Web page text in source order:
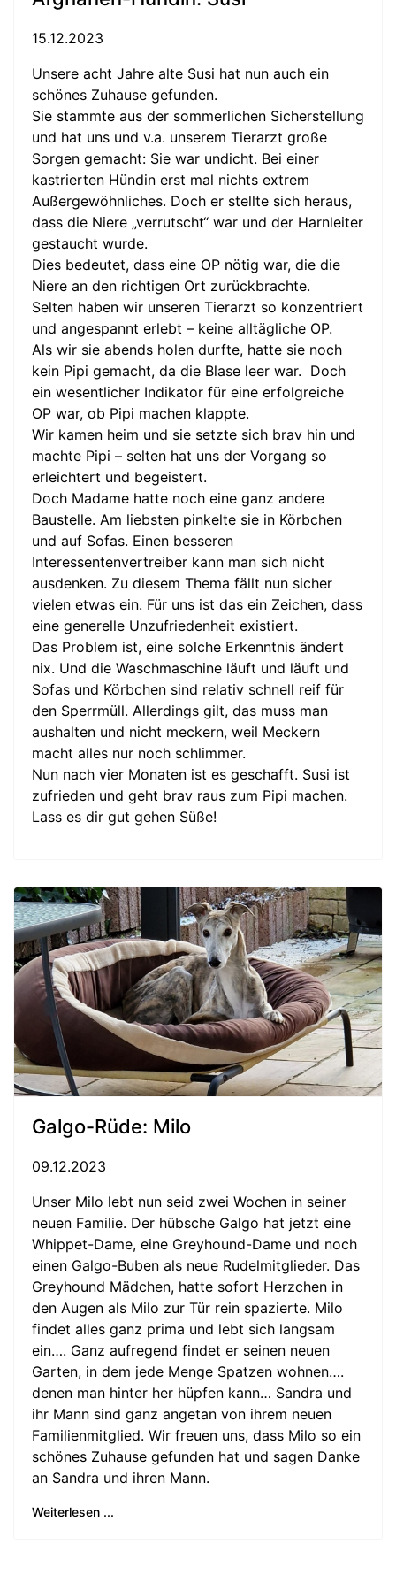
15.12.2023
Unsere acht Jahre alte Susi hat nun auch ein
schönes Zuhause gefunden.
Sie stammte aus der sommerlichen Sicherstellung
und hat uns und v.a. unserem Tierarzt große
Sorgen gemacht: Sie war undicht. Bei einer
kastrierten Hündin erst mal nichts extrem
Außergewöhnliches. Doch er stellte sich heraus,
dass die Niere „verrutscht“ war und der Harnleiter
gestaucht wurde.
Dies bedeutet, dass eine OP nötig war, die die
Niere an den richtigen Ort zurückbrachte.
Selten haben wir unseren Tierarzt so konzentriert
und angespannt erlebt – keine alltägliche OP.
Als wir sie abends holen durfte, hatte sie noch
kein Pipi gemacht, da die Blase leer war. Doch
ein wesentlicher Indikator für eine erfolgreiche
OP war, ob Pipi machen klappte.
Wir kamen heim und sie setzte sich brav hin und
machte Pipi – selten hat uns der Vorgang so
erleichtert und begeistert.
Doch Madame hatte noch eine ganz andere
Baustelle. Am liebsten pinkelte sie in Körbchen
und auf Sofas. Einen besseren
Interessentenvertreiber kann man sich nicht
ausdenken. Zu diesem Thema fällt nun sicher
vielen etwas ein. Für uns ist das ein Zeichen, dass
eine generelle Unzufriedenheit existiert.
Das Problem ist, eine solche Erkenntnis ändert
nix. Und die Waschmaschine läuft und läuft und
Sofas und Körbchen sind relativ schnell reif für
den Sperrmüll. Allerdings gilt, das muss man
aushalten und nicht meckern, weil Meckern
macht alles nur noch schlimmer.
Nun nach vier Monaten ist es geschafft. Susi ist
zufrieden und geht brav raus zum Pipi machen.
Lass es dir gut gehen Süße!
Galgo-Rüde: Milo
09.12.2023
Unser Milo lebt nun seid zwei Wochen in seiner
neuen Familie. Der hübsche Galgo hat jetzt eine
Whippet-Dame, eine Greyhound-Dame und noch
einen Galgo-Buben als neue Rudelmitglieder. Das
Greyhound Mädchen, hatte sofort Herzchen in
den Augen als Milo zur Tür rein spazierte. Milo
findet alles ganz prima und lebt sich langsam
ein…. Ganz aufregend findet er seinen neuen
Garten, in dem jede Menge Spatzen wohnen….
denen man hinter her hüpfen kann… Sandra und
ihr Mann sind ganz angetan von ihrem neuen
Familienmitglied. Wir freuen uns, dass Milo so ein
schönes Zuhause gefunden hat und sagen Danke
an Sandra und ihren Mann.
Weiterlesen ...